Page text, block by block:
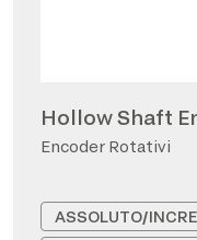
Hollow Shaft
Encoder Rotativi
ASSOLUTO/